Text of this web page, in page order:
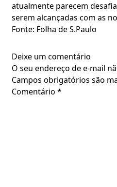
atualmente parecem
serem alcançadas com as
Fonte: Folha de S.Paulo
Deixe um comentário
O seu endereço de e-mail
Campos obrigatórios são
Comentário *